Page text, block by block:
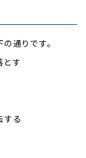
通りです。
とす
する